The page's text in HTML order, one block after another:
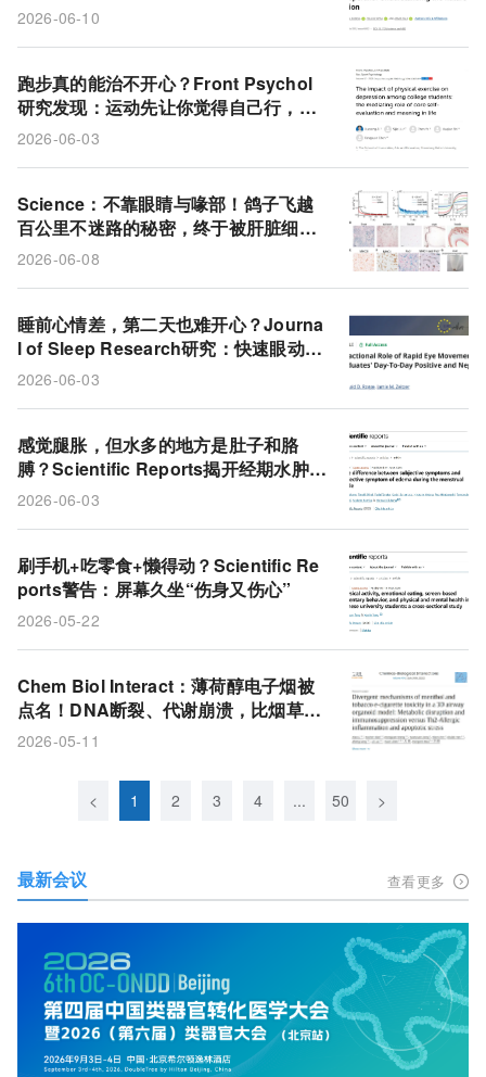
2026-06-10
跑步真的能治不开心？Front Psychol
研究发现：运动先让你觉得自己行，再
让你觉得活着有意思，最后把抑郁降下
2026-06-03
Science：不靠眼睛与喙部！鸽子飞越
百公里不迷路的秘密，终于被肝脏细胞
解开
2026-06-08
睡前心情差，第二天也难开心？Journa
l of Sleep Research研究：快速眼动睡
眠是情绪与睡眠双向拖累的幕后推手
2026-06-03
感觉腿胀，但水多的地方是肚子和胳
膊？Scientific Reports揭开经期水肿的
错位真相
2026-06-03
刷手机+吃零食+懒得动？Scientific Re
ports警告：屏幕久坐“伤身又伤心”
2026-05-22
Chem Biol Interact：薄荷醇电子烟被
点名！DNA断裂、代谢崩溃，比烟草味
更狠
2026-05-11
< 1 2 3 4 ... 50 >
最新会议 查看更多